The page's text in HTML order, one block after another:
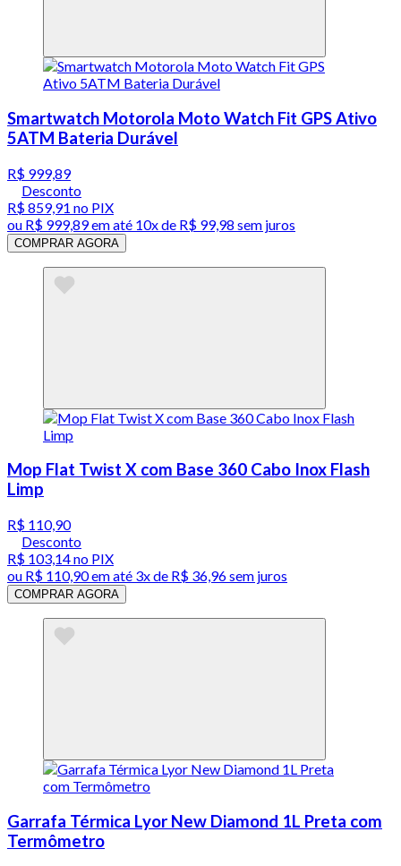
Smartwatch Motorola Moto Watch Fit GPS Ativo
5ATM Bateria Durável
R$ 999,89
Desconto
R$ 859,91 no PIX
ou R$ 999,89em até 10x de R$ 99,98 sem juros
COMPRAR AGORA
Mop Flat Twist X com Base 360 Cabo Inox Flash
Limp
R$ 110,90
Desconto
R$ 103,14no PIX
ou R$ 110,90em até 3x de R$ 36,96 sem juros
COMPRAR AGORA
Garrafa Térmica Lyor New Diamond 1L Preta com
Termômetro